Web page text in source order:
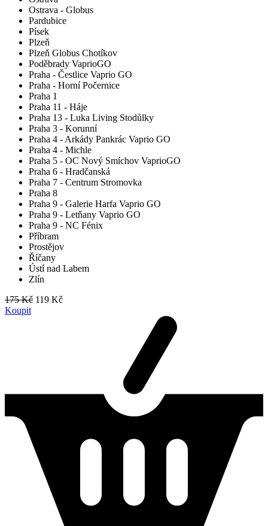
Ostrava - Globus
Pardubice
Písek
Plzeň
Plzeň Globus Chotíkov
Poděbrady VaprioGO
Praha - Čestlice Vaprio GO
Praha - Horní Počernice
Praha 1
Praha 11 - Háje
Praha 13 - Luka Living Stodůlky
Praha 3 - Korunní
Praha 4 - Arkády Pankrác Vaprio GO
Praha 4 - Michle
Praha 5 - OC Nový Smíchov VaprioGO
Praha 6 - Hradčanská
Praha 7 - Centrum Stromovka
Praha 8
Praha 9 - Galerie Harfa Vaprio GO
Praha 9 - Letňany Vaprio GO
Praha 9 - NC Fénix
Příbram
Prostějov
Říčany
Ústí nad Labem
Zlín
175 Kč 119 Kč
Koupit